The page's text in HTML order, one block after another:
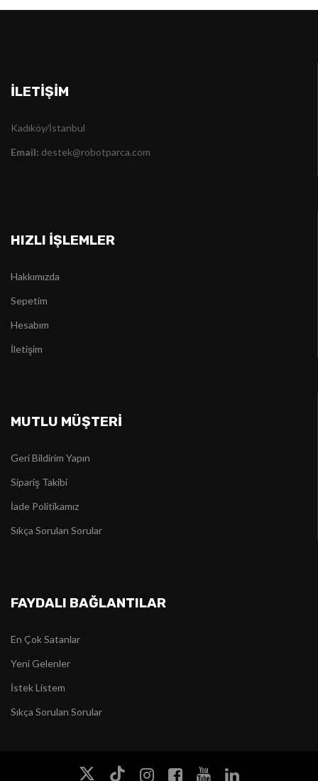
İLETIŞIM
Kadıköy/İstanbul
Email: destek@robotparca.com
HIZLI İŞLEMLER
Hakkımızda
Sepetim
Hesabım
İletişim
MUTLU MÜŞTERİ
Geri Bildirim Yapın
Sipariş Takibi
İade Politikamız
Sıkça Sorulan Sorular
FAYDALI BAĞLANTILAR
En Çok Satanlar
Yeni Gelenler
İstek Listem
Sıkça Sorulan Sorular